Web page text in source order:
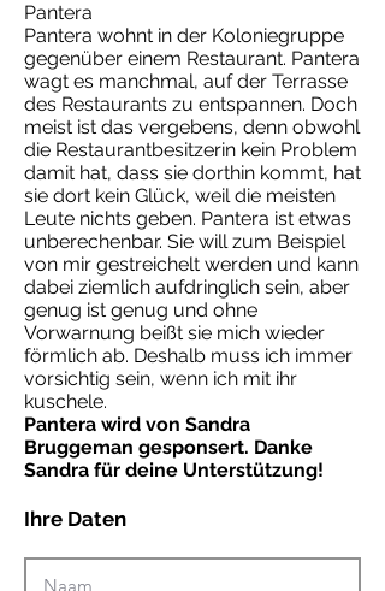
Pantera
Pantera wohnt in der Koloniegruppe
gegenüber einem Restaurant. Pantera
wagt es manchmal, auf der Terrasse
des Restaurants zu entspannen. Doch
meist ist das vergebens, denn obwohl
die Restaurantbesitzerin kein Problem
damit hat, dass sie dorthin kommt, hat
sie dort kein Glück, weil die meisten
Leute nichts geben. Pantera ist etwas
unberechenbar. Sie will zum Beispiel
von mir gestreichelt werden und kann
dabei ziemlich aufdringlich sein, aber
genug ist genug und ohne
Vorwarnung beißt sie mich wieder
förmlich ab. Deshalb muss ich immer
vorsichtig sein, wenn ich mit ihr
kuschele.
Pantera wird von Sandra
Bruggeman gesponsert. Danke
Sandra für deine Unterstützung!
Ihre Daten